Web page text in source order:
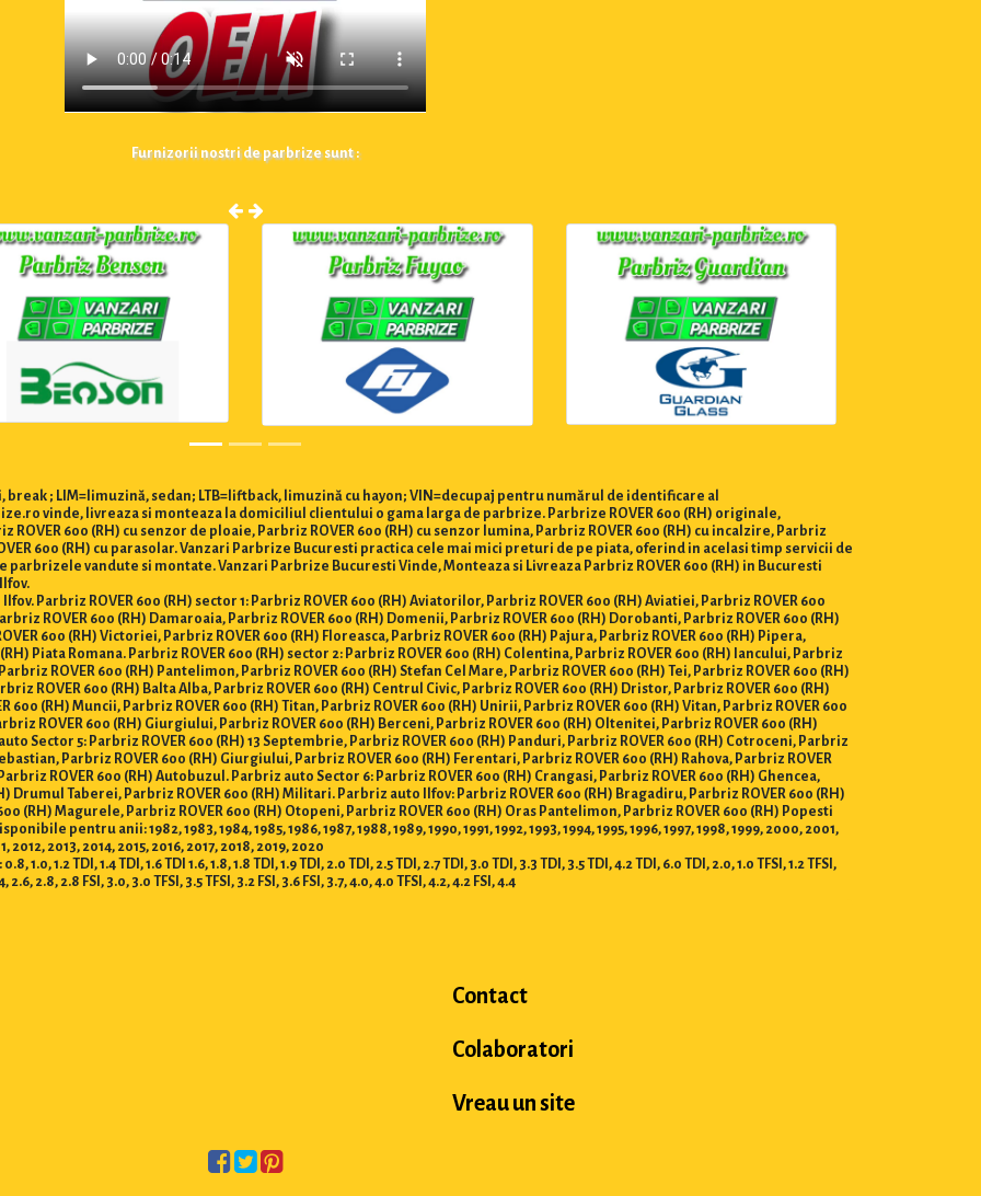
Furnizorii nostri de parbrize sunt :
break ; LIM=limuzină, sedan; LTB=liftback, limuzină cu hayon; VIN=decupaj pentru numărul de identificare al
vinde, livreaza si monteaza la domiciliul clientului o gama larga de parbrize. Parbrize ROVER 600 (RH) originale,
ROVER 600 (RH) cu senzor de ploaie, Parbriz ROVER 600 (RH) cu senzor lumina, Parbriz ROVER 600 (RH) cu incalzire, Parbriz
600 (RH) cu parasolar. Vanzari Parbrize Bucuresti practica cele mai mici preturi de pe piata, oferind in acelasi timp servicii de
vandute si montate. Vanzari Parbrize Bucuresti Vinde, Monteaza si Livreaza Parbriz ROVER 600 (RH) in Bucuresti
Parbriz ROVER 600 (RH) sector 1: Parbriz ROVER 600 (RH) Aviatorilor, Parbriz ROVER 600 (RH) Aviatiei, Parbriz ROVER 600
ROVER 600 (RH) Damaroaia, Parbriz ROVER 600 (RH) Domenii, Parbriz ROVER 600 (RH) Dorobanti, Parbriz ROVER 600 (RH)
600 (RH) Victoriei, Parbriz ROVER 600 (RH) Floreasca, Parbriz ROVER 600 (RH) Pajura, Parbriz ROVER 600 (RH) Pipera,
Piata Romana. Parbriz ROVER 600 (RH) sector 2: Parbriz ROVER 600 (RH) Colentina, Parbriz ROVER 600 (RH) Iancului, Parbriz
ROVER 600 (RH) Pantelimon, Parbriz ROVER 600 (RH) Stefan Cel Mare, Parbriz ROVER 600 (RH) Tei, Parbriz ROVER 600 (RH)
ROVER 600 (RH) Balta Alba, Parbriz ROVER 600 (RH) Centrul Civic, Parbriz ROVER 600 (RH) Dristor, Parbriz ROVER 600 (RH)
600 (RH) Muncii, Parbriz ROVER 600 (RH) Titan, Parbriz ROVER 600 (RH) Unirii, Parbriz ROVER 600 (RH) Vitan, Parbriz ROVER 600
ROVER 600 (RH) Giurgiului, Parbriz ROVER 600 (RH) Berceni, Parbriz ROVER 600 (RH) Oltenitei, Parbriz ROVER 600 (RH)
Sector 5: Parbriz ROVER 600 (RH) 13 Septembrie, Parbriz ROVER 600 (RH) Panduri, Parbriz ROVER 600 (RH) Cotroceni, Parbriz
Parbriz ROVER 600 (RH) Giurgiului, Parbriz ROVER 600 (RH) Ferentari, Parbriz ROVER 600 (RH) Rahova, Parbriz ROVER
ROVER 600 (RH) Autobuzul. Parbriz auto Sector 6: Parbriz ROVER 600 (RH) Crangasi, Parbriz ROVER 600 (RH) Ghencea,
Drumul Taberei, Parbriz ROVER 600 (RH) Militari. Parbriz auto Ilfov: Parbriz ROVER 600 (RH) Bragadiru, Parbriz ROVER 600 (RH)
(RH) Magurele, Parbriz ROVER 600 (RH) Otopeni, Parbriz ROVER 600 (RH) Oras Pantelimon, Parbriz ROVER 600 (RH) Popesti
pentru anii: 1982, 1983, 1984, 1985, 1986, 1987, 1988, 1989, 1990, 1991, 1992, 1993, 1994, 1995, 1996, 1997, 1998, 1999, 2000, 2001,
2013, 2014, 2015, 2016, 2017, 2018, 2019, 2020
TDI, 1.4 TDI, 1.6 TDI 1.6, 1.8, 1.8 TDI, 1.9 TDI, 2.0 TDI, 2.5 TDI, 2.7 TDI, 3.0 TDI, 3.3 TDI, 3.5 TDI, 4.2 TDI, 6.0 TDI, 2.0, 1.0 TFSI, 1.2 TFSI,
2.6, 2.8, 2.8 FSI, 3.0, 3.0 TFSI, 3.5 TFSI, 3.2 FSI, 3.6 FSI, 3.7, 4.0, 4.0 TFSI, 4.2, 4.2 FSI, 4.4
Contact
Colaboratori
Vreau un site